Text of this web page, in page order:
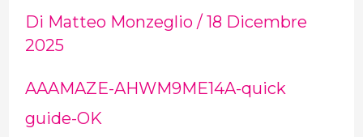
Di Matteo Monzeglio / 18 Dicembre
2025
AAAMAZE-AHWM9ME14A-quick
guide-OK